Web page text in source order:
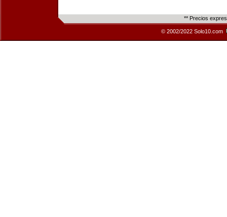
** Precios
© 2002/2022 Solo10.com